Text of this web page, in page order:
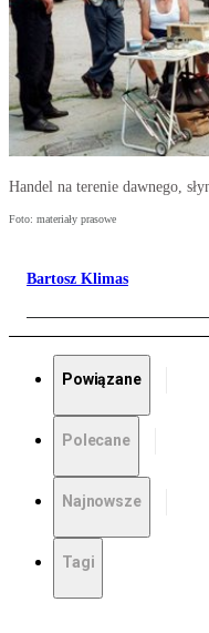
Handel na terenie dawnego,
Foto: materiały prasowe
Bartosz Klimas
Powiązane
Polecane
Najnowsze
Tagi